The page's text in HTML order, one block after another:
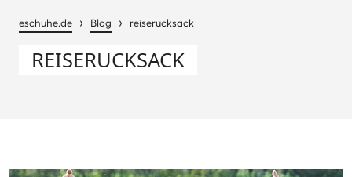
eschuhe.de › Blog › reiserucksack
REISERUCKSACK